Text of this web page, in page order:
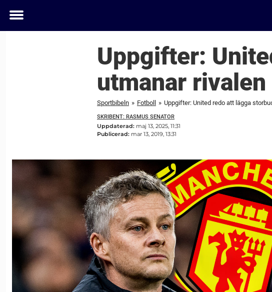
Toggle
Uppgifter:
utmanar
Sportbibeln » Fotboll » Uppgifter: United redo att lägga
SKRIBENT: RASMUS SENATOR
Uppdaterad: maj 13, 2025, 11:31
Publicerad: mar 13, 2019, 13:31